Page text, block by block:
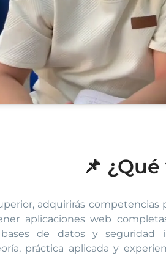
📌
adquirirás competencias
aplicaciones web
bases de datos y seguridad
práctica aplicada y